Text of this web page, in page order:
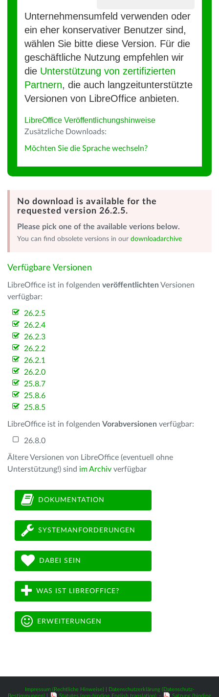
Unternehmensumfeld verwenden oder
ein eher konservativer Benutzer sind,
wählen Sie bitte diese Version. Für die
geschäftliche Nutzung empfehlen wir
die Unterstützung von zertifizierten
Partnern, die auch langzeitunterstützte
Versionen von LibreOffice anbieten.
LibreOffice Veröffentlichungshinweise
Zusätzliche Downloads:
Möchten Sie die Sprache wechseln?
No download is available for the
requested version 26.2.5.
Please pick one of the available verions below.
You can find obsolete versions in our downloadarchive
Verfügbare Versionen
LibreOffice ist in folgenden veröffentlichten Versionen
verfügbar:
26.2.5
26.2.4
26.2.3
26.2.2
26.2.1
26.2.0
25.8.7
25.8.6
25.8.5
LibreOffice ist in folgenden Vorabversionen verfügbar:
26.8.0
Ältere Versionen von LibreOffice (eventuell ohne
Unterstützung!) sind im Archiv verfügbar
DOKUMENTATION
SYSTEMANFORDERUNGEN
DABEI SEIN
WAS IST LIBREOFFICE?
ERWEITERUNGEN
Impressum (Rechtliche Hinweise)|
Datenschutzerklärung (Datenschutz-
Bestimmungen)
Statutes (non-binding English translation) - Satzung (binding